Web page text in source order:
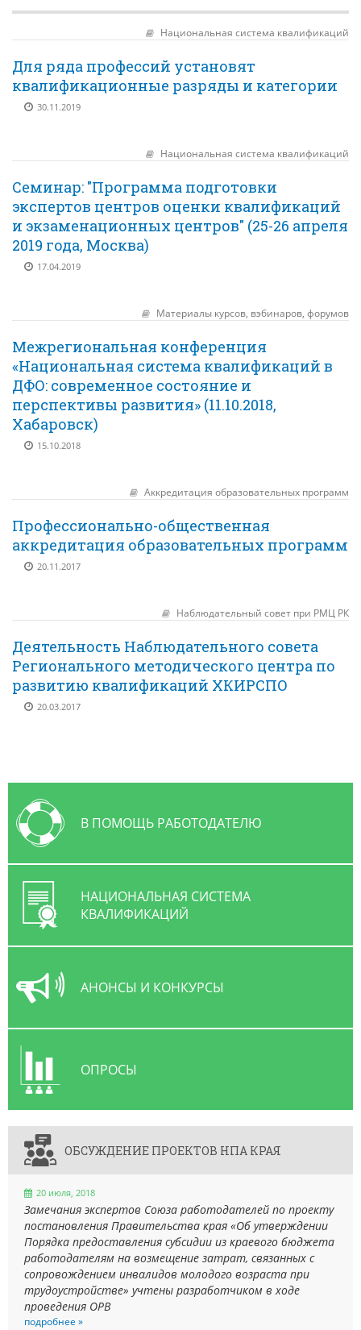
КОНТАКТЫ
НОВОСТИ
ВСТРЕЧИ С ГУБЕРНАТОРОМ КРАЯ
РЫНОК ТРУДА
АНАЛИТИКА РСПП
ОБСУЖДЕНИЕ ПРОЕКТОВ НПА КРАЯ
"ЧАС ТРУДА" НА РАДИО "ВОСТОК-РОССИИ"
Национальная система квалификаций
Для ряда профессий установят
квалификационные разряды и категории
30.11.2019
Национальная система квалификаций
Семинар: "Программа подготовки
экспертов центров оценки квалификаций
и экзаменационных центров" (25-26 апреля
2019 года, Москва)
17.04.2019
Материалы курсов, вэбинаров, форумов
Межрегиональная конференция
«Национальная система квалификаций в
ДФО: современное состояние и
перспективы развития» (11.10.2018,
Хабаровск)
15.10.2018
Аккредитация образовательных программ
Профессионально-общественная
аккредитация образовательных программ
20.11.2017
Наблюдательный совет при РМЦ РК
Деятельность Наблюдательного совета
Регионального методического центра по
развитию квалификаций ХКИРСПО
20.03.2017
В ПОМОЩЬ РАБОТОДАТЕЛЮ
НАЦИОНАЛЬНАЯ СИСТЕМА
КВАЛИФИКАЦИЙ
АНОНСЫ И КОНКУРСЫ
ОПРОСЫ
ОБСУЖДЕНИЕ ПРОЕКТОВ НПА КРАЯ
20 июля, 2018
Замечания экспертов Союза работодателей по проекту
постановления Правительства края «Об утверждении
Порядка предоставления субсидии из краевого бюджета
работодателям на возмещение затрат, связанных с
сопровождением инвалидов молодого возраста при
трудоустройстве» учтены разработчиком в ходе
проведения ОРВ
подробнее »